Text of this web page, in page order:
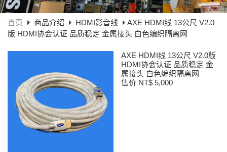
首页 商品介绍 HDMI影音线
AXE HDMI线 13公尺 V2.0
版 HDMI协会认证 品质稳定 金属接头 白色编织隔离网
AXE HDMI线 13公尺 V2.0版
HDMI协会认证 品质稳定 金
属接头 白色编织隔离网
售价 NT$ 5,000